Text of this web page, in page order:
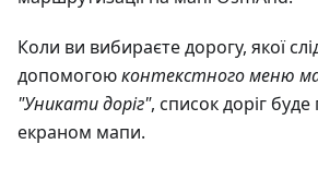
Коли ви вибираєте дорогу, якої
допомогоюконтекстного меню
"Уникати доріг", список доріг
екраном мапи.